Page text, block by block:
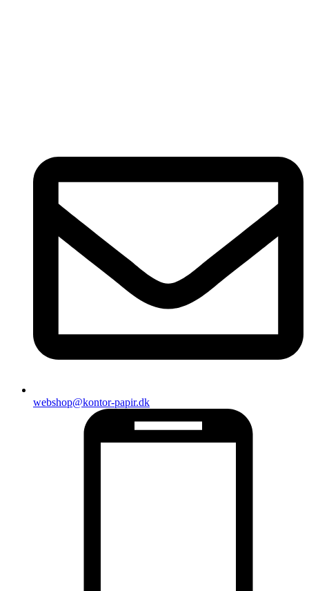
webshop@kontor-papir.dk